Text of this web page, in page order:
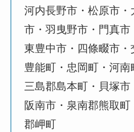
河内長野市・松原市
市・羽曳野市・門真市
東豊中市・四條畷市・
豊能町・忠岡町・河南
三島郡島本町・貝塚市
阪南市・泉南郡熊取
郡岬町